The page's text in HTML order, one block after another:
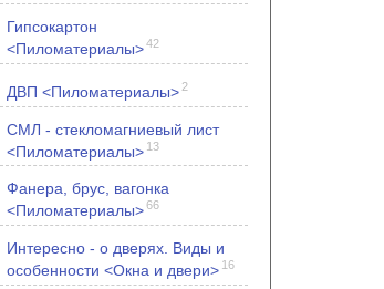
Гипсокартон
<Пиломатериалы>42
ДВП <Пиломатериалы> 2
СМЛ - стекломагниевый лист
<Пиломатериалы> 13
Фанера, брус, вагонка
<Пиломатериалы>66
Интересно - о дверях. Виды и
особенности <Окна и двери> 16